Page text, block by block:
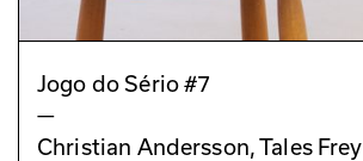
Jogo do Sério #7
—
Christian Andersson, Tales Frey